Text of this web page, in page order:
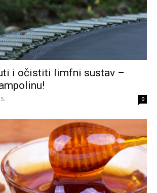
i očistiti limfni sustav –
0